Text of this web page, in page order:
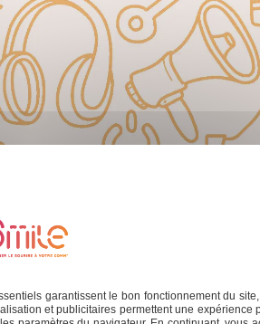
Formation &
garantissent le bon fonctionnement du
et publicitaires permettent une expérience